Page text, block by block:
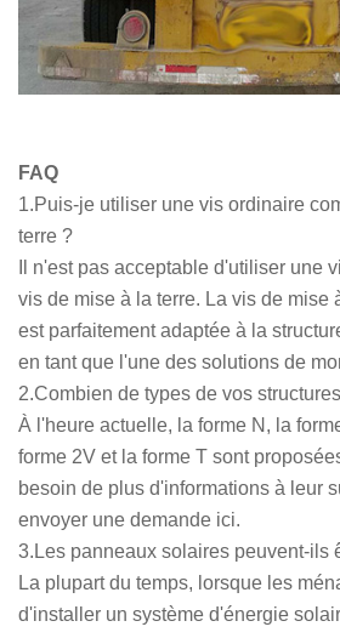
FAQ
1.Puis-je utiliser une vis ordinaire
terre ?
Il n'est pas acceptable d'utiliser une
vis de mise à la terre. La vis de mise
est parfaitement adaptée à la
en tant que l'une des solutions de
2.Combien de types de vos
À l'heure actuelle, la forme N, la
forme 2V et la forme T sont
besoin de plus d'informations à leur
envoyer une demande ici.
3.Les panneaux solaires peuvent-ils
La plupart du temps, lorsque les
d'installer un système d'énergie